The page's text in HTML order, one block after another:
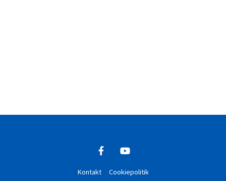
Kontakt Cookiepolitik